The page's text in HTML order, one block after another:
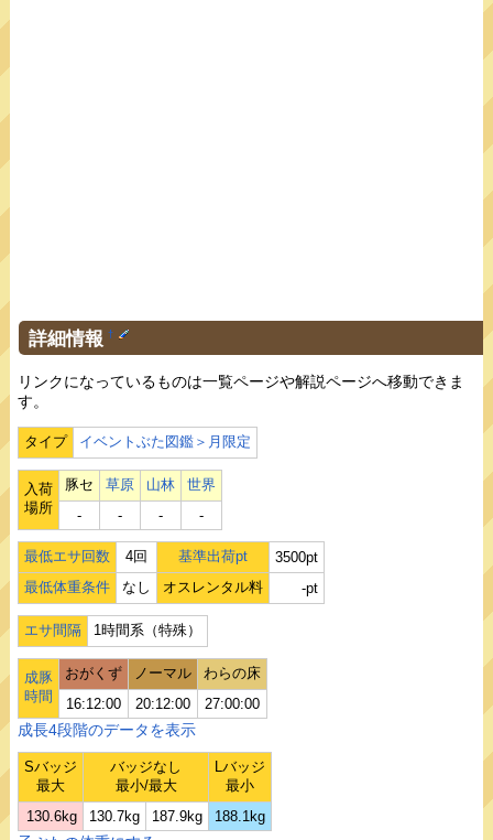
詳細情報 †
リンクになっているものは一覧ページや解説ページへ移動できま
す。
タイプ イベントぶた図鑑＞月限定
入荷
場所
豚セ 草原 山林
世界
‐
‐ ‐ ‐
最低エサ回数 4回 基準出荷pt
3500pt
最低体重条件
なし オスレンタル料 -pt
エサ間隔 1時間系（特殊）
成豚
時間
おがくず ノーマル
わらの床
16:12:00
20:12:00 27:00:00
成長4段階のデータを表示
Sバッジ
最大
バッジなし
最小/最大
Lバッジ
最小
130.6kg
130.7kg 187.9kg 188.1kg